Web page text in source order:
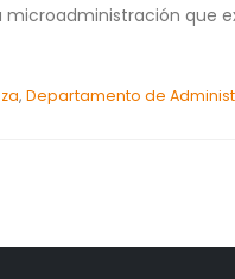
que
,Departamento de